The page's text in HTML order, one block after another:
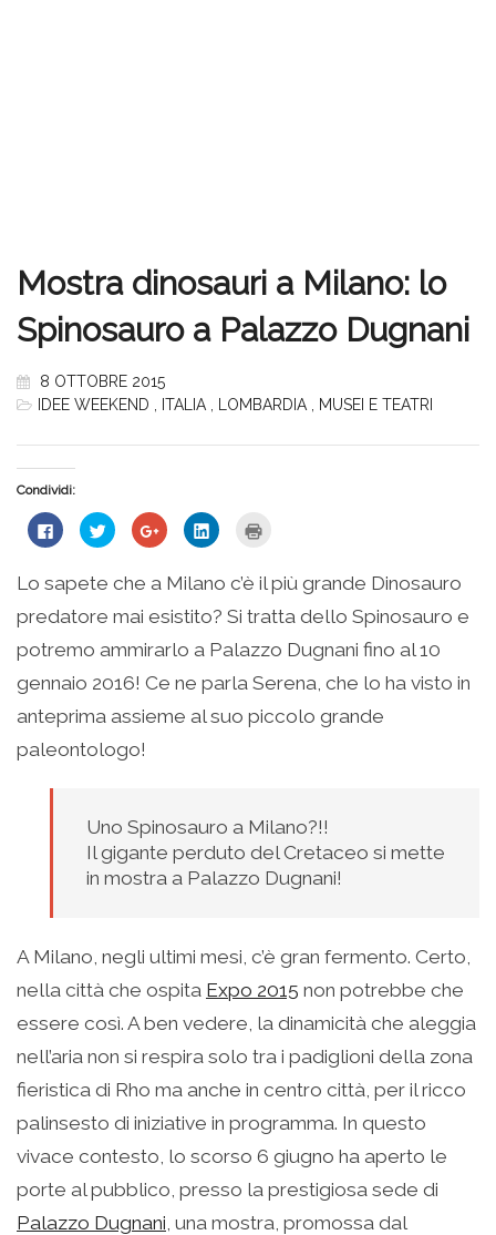
Mostra dinosauri a Milano: lo
Spinosauro a Palazzo Dugnani
8 OTTOBRE 2015
IDEE WEEKEND
ITALIA LOMBARDIA MUSEI E TEATRI
Condividi:
Fai
clic
su
Facebook
(Si
apre
una
nuova
finestra)
Fai
clic
condividere
su
Twitter
(Si
in
una
nuova
finestra)
Fai
clic
condividere
su
Google+
(Si
in
una
finestra)
Fai
clic
condividere
su
LinkedIn
(Si
in
una
nuova
finestra)
stampare
(Si
apre
in
nuova
finestra)
Lo sapete che a Milano c’è il più grande Dinosauro
predatore mai esistito? Si tratta dello Spinosauro e
potremo ammirarlo a Palazzo Dugnani fino al 10
gennaio 2016! Ce ne parla Serena, che lo ha visto in
anteprima assieme al suo piccolo grande
paleontologo!
Uno Spinosauro a Milano?!!
Il gigante perduto del Cretaceo si mette
in mostra a Palazzo Dugnani!
A Milano, negli ultimi mesi, c’è gran fermento. Certo,
nella città che ospita Expo 2015 non potrebbe che
essere così. A ben vedere, la dinamicità che aleggia
nell’aria non si respira solo tra i padiglioni della zona
fieristica di Rho ma anche in centro città, per il ricco
palinsesto di iniziative in programma. In questo
vivace contesto, lo scorso 6 giugno ha aperto le
porte al pubblico, presso la prestigiosa sede di
Palazzo Dugnani , una mostra, promossa dal